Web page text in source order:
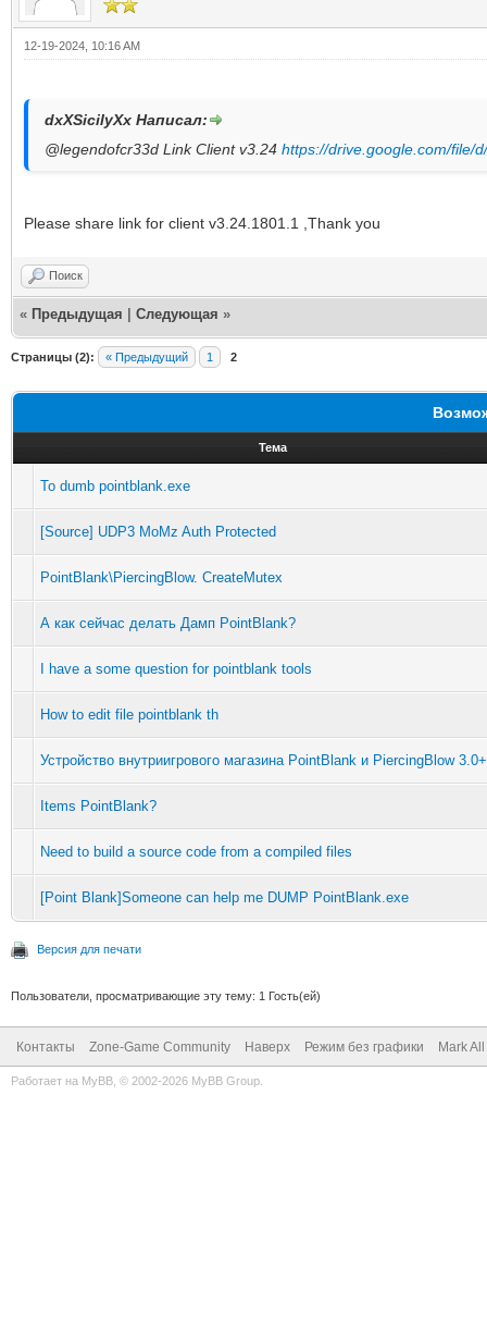
12-19-2024, 10:16 AM
dxXSicilyXx Написал:
@legendofcr33d Link Client v3.24 https://drive.google.com/file/
Please share link for client v3.24.1801.1 ,Thank you
Поиск
« Предыдущая Следующая »
Страницы (2): « Предыдущий 1 2
Тема
To dumb pointblank.exe
[Source] UDP3 MoMz Auth Protected
PointBlank\PiercingBlow. CreateMutex
А как сейчас делать Дамп PointBlank?
I have a some question for pointblank tools
How to edit file pointblank th
Устройство внутриигрового магазина PointBlank и PiercingBlow 3.0+
Items PointBlank?
Need to build a source code from a compiled files
[Point Blank]Someone can help me DUMP PointBlank.exe
Версия для печати
Пользователи, просматривающие эту тему: 1 Гость(ей)
Контакты Zone-Game Community Наверх Режим без графики Mark
Работает на MyBB , © 2002-2026 MyBB Group